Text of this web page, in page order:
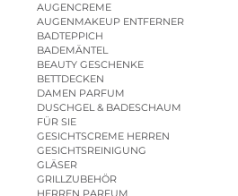
AUGENCREME
AUGENMAKEUP ENTFERNER
BADTEPPICH
BADEMÄNTEL
BEAUTY GESCHENKE
BETTDECKEN
DAMEN PARFUM
DUSCHGEL & BADESCHAUM
FÜR SIE
GESICHTSCREME HERREN
GESICHTSREINIGUNG
GLÄSER
GRILLZUBEHÖR
HERREN PARFUM